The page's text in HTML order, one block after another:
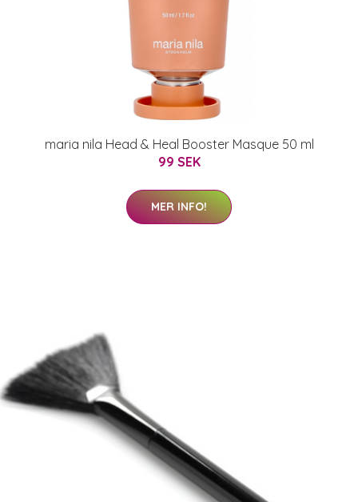
maria nila Head & Heal Booster Masque 50 ml
99 SEK
MER INFO!